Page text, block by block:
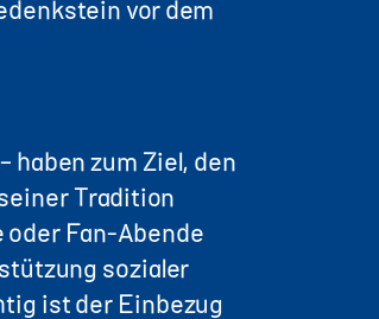
vor dem
zum Ziel, den
Tradition
oder Fan-Abende
sozialer
ist der Einbezug